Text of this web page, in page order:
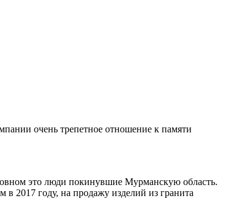
очень трепетное отношение к памяти
это люди покинувшие Мурманскую область.
в 2017 году, на продажу изделий из гранита